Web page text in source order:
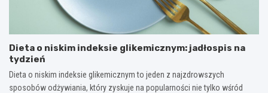
Dieta o niskim indeksie glikemicznym: jadłospis na
tydzień
Dieta o niskim indeksie glikemicznym to jeden z najzdrowszych
sposobów odżywiania, który zyskuje na popularności nie tylko wśród